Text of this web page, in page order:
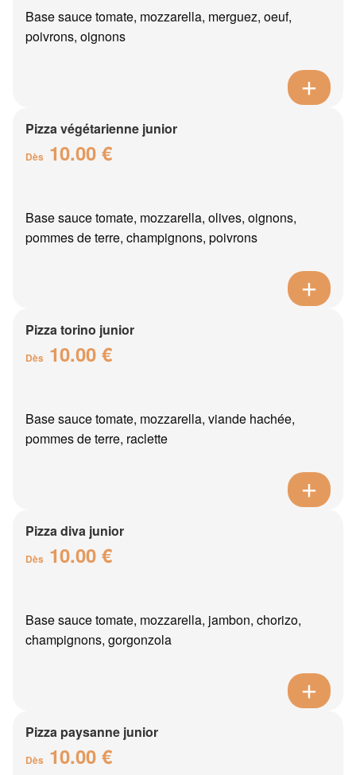
Base sauce tomate, mozzarella, merguez, oeuf,
poivrons, oignons
Pizza végétarienne junior
Dès 10.00 €
Base sauce tomate, mozzarella, olives, oignons,
pommes de terre, champignons, poivrons
Pizza torino junior
Dès 10.00 €
Base sauce tomate, mozzarella, viande hachée,
pommes de terre, raclette
Pizza diva junior
Dès 10.00 €
Base sauce tomate, mozzarella, jambon, chorizo,
champignons, gorgonzola
Pizza paysanne junior
Dès 10.00 €